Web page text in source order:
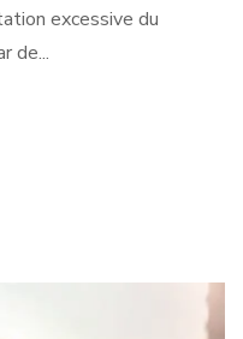
excessive du
de...